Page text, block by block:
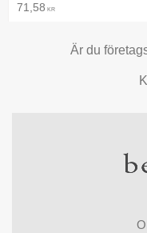
71,58 KR
Är du